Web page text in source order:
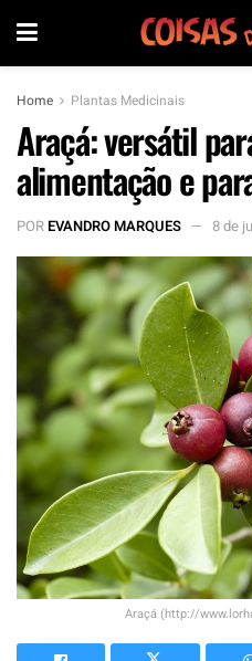
Home Plantas Medicinais
Araçá: versátil
alimentação e
POREVANDRO MARQUES 8 de
Araçá (http://